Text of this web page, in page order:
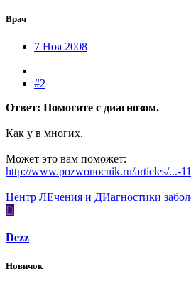
Врач
7 Ноя 2008
#2
Ответ: Помогите с диагнозом.
Как у в многих.
Может это вам поможет:
http://www.pozwonocnik.ru/articles/...-
Центр ЛЕчения и ДИагностики
D
Dezz
Новичок